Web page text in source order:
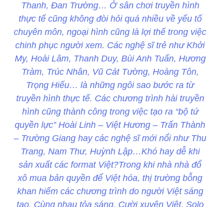
Thanh, Đan Trường… Ở sân chơi truyền hình
thực tế cũng không đòi hỏi quá nhiều về yếu tố
chuyên môn, ngoại hình cũng là lợi thế trong việc
chinh phục người xem. Các nghệ sĩ trẻ như Khởi
My, Hoài Lâm, Thanh Duy, Bùi Anh Tuấn, Hương
Tràm, Trúc Nhân, Vũ Cát Tường, Hoàng Tôn,
Trọng Hiếu… là những ngôi sao bước ra từ
truyền hình thực tế. Các chương trình hài truyền
hình cũng thành công trong việc tạo ra “bộ tứ
quyền lực” Hoài Linh – Việt Hương – Trấn Thành
– Trường Giang hay các nghệ sĩ mới nổi như Thu
Trang, Nam Thư, Huỳnh Lập…Khó hay dễ khi
sản xuất các format Việt?Trong khi nhà nhà đổ
xô mua bản quyền để Việt hóa, thị trường bỗng
khan hiếm các chương trình do người Việt sáng
tạo. Cùng nhau tỏa sáng, Cười xuyên Việt, Solo